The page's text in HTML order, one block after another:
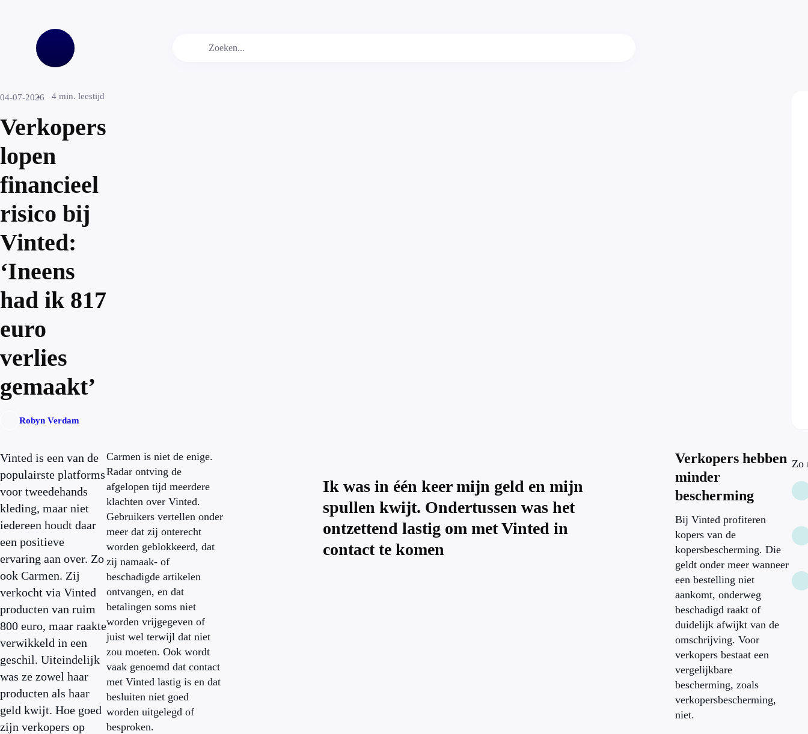
04-07-2026 4 min. leestijd
Verkopers
lopen
financieel
risico bij
Vinted:
‘Ineens
had ik 817
euro
verlies
gemaakt’
Robyn Verdam
Vinted is een van de
populairste platforms
voor tweedehands
kleding, maar niet
iedereen houdt daar
een positieve
ervaring aan over. Zo
ook Carmen. Zij
verkocht via Vinted
producten van ruim
800 euro, maar raakte
verwikkeld in een
geschil. Uiteindelijk
was ze zowel haar
producten als haar
geld kwijt. Hoe goed
zijn verkopers op
Carmen is niet de enige.
Radar ontving de
afgelopen tijd meerdere
klachten over Vinted.
Gebruikers vertellen onder
meer dat zij onterecht
worden geblokkeerd, dat
zij namaak- of
beschadigde artikelen
ontvangen, en dat
betalingen soms niet
worden vrijgegeven of
juist wel terwijl dat niet
zou moeten. Ook wordt
vaak genoemd dat contact
met Vinted lastig is en dat
besluiten niet goed
worden uitgelegd of
besproken.
Ik was in één keer mijn geld en mijn
spullen kwijt. Ondertussen was het
ontzettend lastig om met Vinted in
contact te komen
Verkopers hebben
minder
bescherming
Bij Vinted profiteren
kopers van de
kopersbescherming. Die
geldt onder meer wanneer
een bestelling niet
aankomt, onderweg
beschadigd raakt of
duidelijk afwijkt van de
omschrijving. Voor
verkopers bestaat een
vergelijkbare
bescherming, zoals
verkopersbescherming,
niet.
Zo